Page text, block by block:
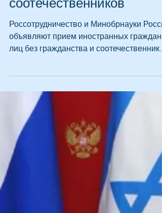
Образование для
соотечественников
Россотрудничество и Минобрнауки
объявляют прием иностранных граждан,
лиц без гражданства и